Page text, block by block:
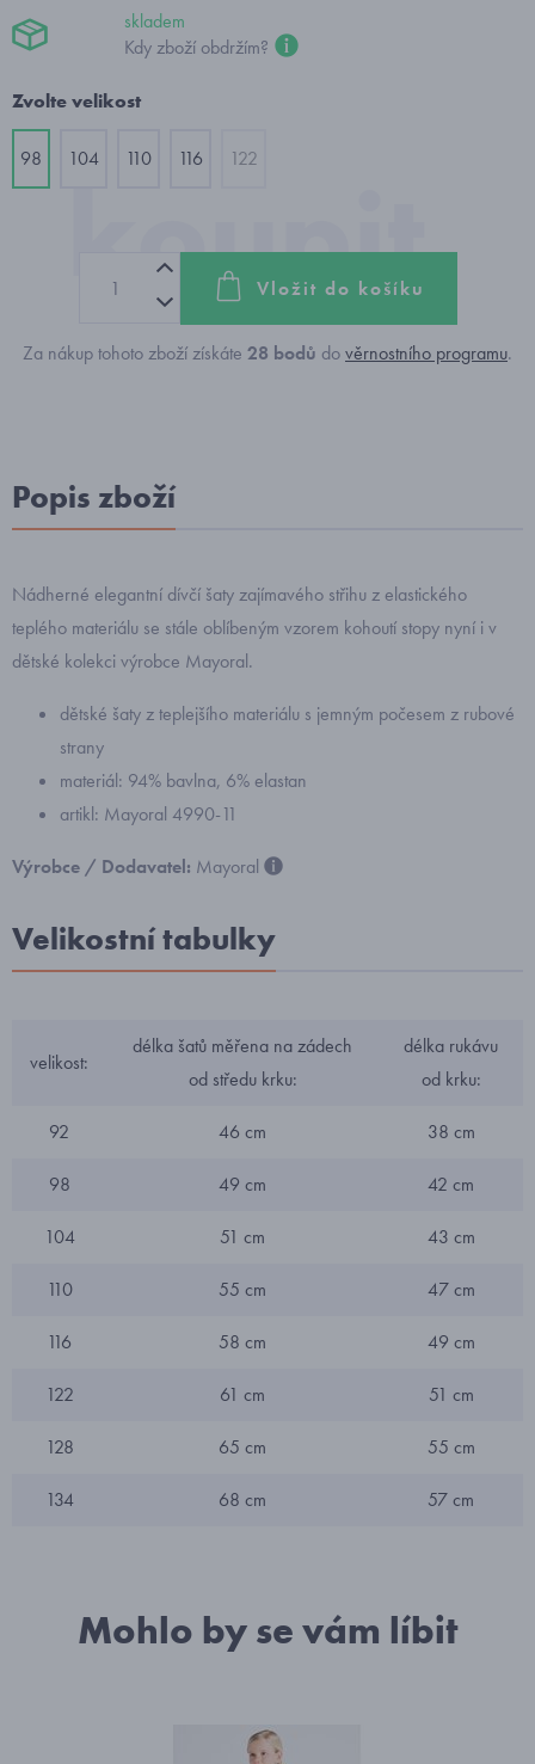
skladem
Kdy zboží obdržím?
Zvolte velikost
98 104 110 116 122
Vložit do košíku
Za nákup tohoto zboží získáte 28 bodů dověrnostního programu.
Popis zboží
Nádherné elegantní dívčí šaty zajímavého střihu z elastického
teplého materiálu se stále oblíbeným vzorem kohoutí stopy nyní i v
dětské kolekci výrobce Mayoral.
dětské šaty z teplejšího materiálu s jemným počesem z rubové
strany
materiál: 94% bavlna, 6% elastan
artikl: Mayoral 4990-11
Výrobce / Dodavatel: Mayoral
Velikostní tabulky
velikost:
délka šatů měřena na zádech
od středu krku:
délka rukávu
od krku:
92 46 cm 38 cm
98 49 cm 42 cm
104 51 cm 43 cm
110 55 cm 47 cm
116 58 cm 49 cm
122 61 cm 51 cm
128 65 cm 55 cm
134 68 cm 57 cm
Mohlo by se vám líbit